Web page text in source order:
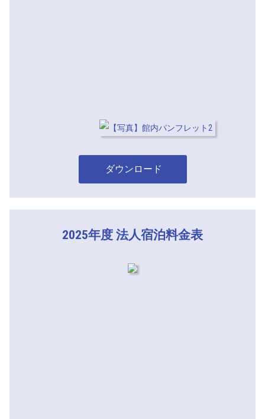
ダウンロード
2025年度 法人宿泊料金表